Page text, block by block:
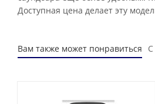
Доступная цена делает эту
Вам также может понравиться